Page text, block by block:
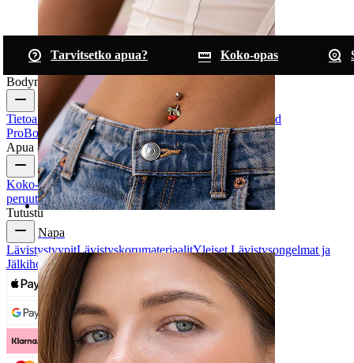
Napa
Tarvitsetko apua? Koko-opas
Bodymod
Tietoa meistäBlogiToimitusehdotOta yhteyttä
Bodymod
ProBodymod CreatorsBodymod Arvostelut
Apua & ohjeita
Koko-opasSeuraa lähetystäsiToimitusPalautukset &
peruutuksetMaksutOma tiliBodymod asiakaspalvelu
Tutustu
LävistystyypitLävistyskorumateriaalitYleiset Lävistysongelmat ja
Jälkihoito